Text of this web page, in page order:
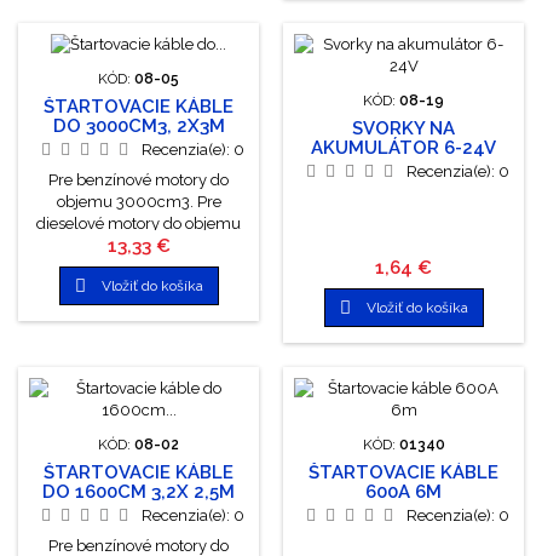
KÓD: 08-05
ŠTARTOVACIE KÁBLE
DO 3000CM3, 2X3M
Recenzia(e): 0
Pre benzínové motory do
objemu 3000cm3. Pre
dieselové motory do objemu
2200cm3. 6V, 12V, 24V. Po
úspešnom naštartovaní
odpojte najprv čierne svorky,
až potom červené.
Cena
13,33 €
 Vložiť do košíka
KÓD: 08-19
SVORKY NA
AKUMULÁTOR 6-24V
Recenzia(e): 0
Cena
1,64 €
 Vložiť do košíka
KÓD: 08-02
ŠTARTOVACIE KÁBLE
DO 1600CM 3,2X 2,5M
Recenzia(e): 0
Pre benzínové motory do
KÓD: 01340
ŠTARTOVACIE KÁBLE
600A 6M
Recenzia(e): 0